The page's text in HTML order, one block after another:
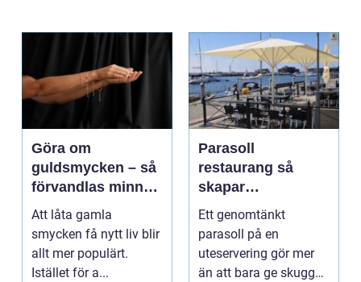
Göra om
guldsmycken – så
förvandlas minnen
till nya favoriter
Att låta gamla
smycken få nytt liv blir
allt mer populärt.
Istället för a...
Parasoll
restaurang så
skapar
uteserveringen rätt
känsla året runt
Ett genomtänkt
parasoll på en
uteservering gör mer
än att bara ge skugga.